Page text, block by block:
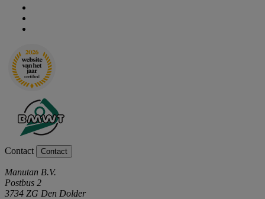
Contact Contact
Manutan B.V.
Postbus 2
3734 ZG Den Dolder